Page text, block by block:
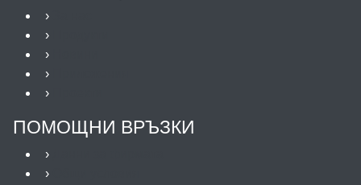
›
›
›
›
›
ПОМОЩНИ ВРЪЗКИ
›
›